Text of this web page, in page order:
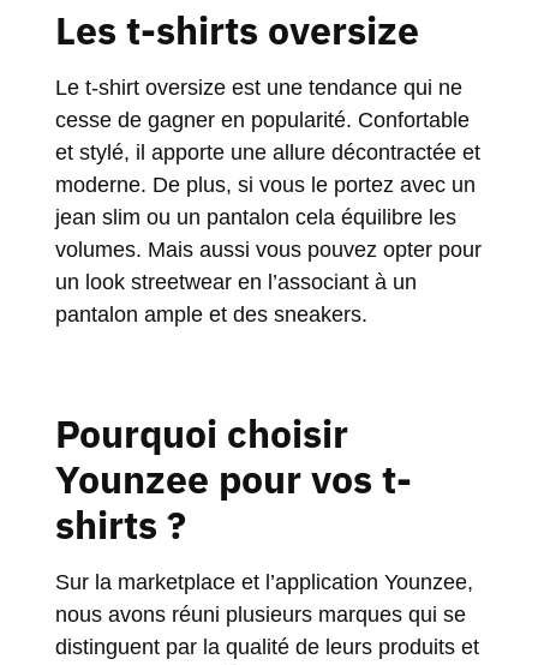
Les t-shirts oversize
Le t-shirt oversize est une tendance qui ne
cesse de gagner en popularité. Confortable
et stylé, il apporte une allure décontractée et
moderne. De plus, si vous le portez avec un
jean slim ou un pantalon cela équilibre les
volumes. Mais aussi vous pouvez opter pour
un look streetwear en l’associant à un
pantalon ample et des sneakers.
Pourquoi choisir
Younzee pour vos t-
shirts ?
Sur la marketplace et l’application Younzee,
nous avons réuni plusieurs marques qui se
distinguent par la qualité de leurs produits et